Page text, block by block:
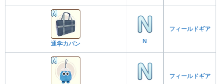
通学カバン N
フィールドギア
フィールドギア